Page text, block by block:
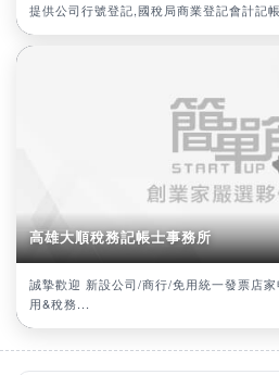
提供公司行號登記,國稅局商業登記會計記
高雄大順稅務記帳士事務所
誠摯歡迎 新設公司/商行/免用統一發票店
用&稅務...